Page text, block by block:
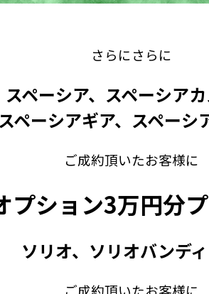
さらにさらに
スペーシア、スペーシア
スペーシアギア、スペーシ
ご成約頂いたお客様に
プション3万円分
ソリオ、ソリオバンデ
ご成約頂いたお客様に